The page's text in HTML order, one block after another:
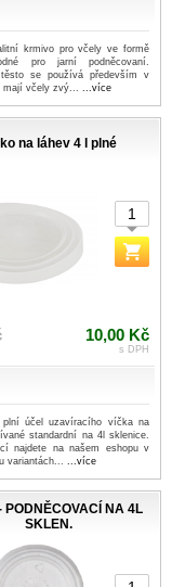
krmivo pro včely ve formě
pro jarní podněcovaní.
těsto se používá především v
mají včely zvý... ...více
na láhev 4 l plné
10,00 Kč
s DPH
účel uzavíracího víčka na
standardní na 4l sklenice.
najdete na našem eshopu v
variantách... ...více
PODNĚCOVACÍ NA 4L
SKLEN.